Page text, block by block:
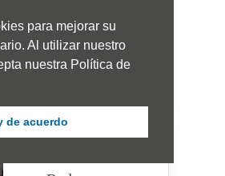
para mejorar su
Al utilizar nuestro
nuestra Política de
de acuerdo
1593 |
PDF 508
1-19|Publicado:
2021-06-18